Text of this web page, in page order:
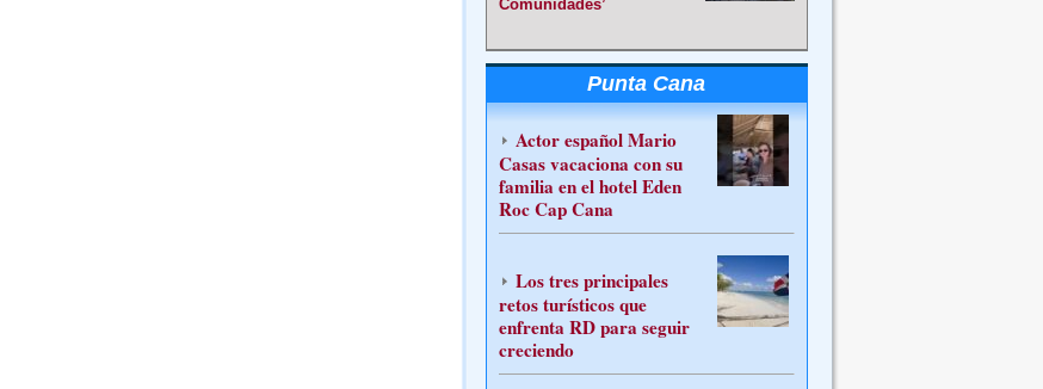
Comunidades’
Punta Cana
Actor español Mario
Casas vacaciona con su
familia en el hotel Eden
Roc Cap Cana
Los tres principales
retos turísticos que
enfrenta RD para seguir
creciendo